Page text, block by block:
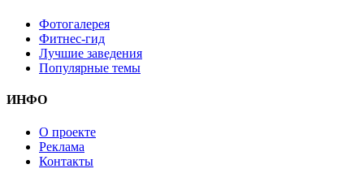
Фотогалерея
Фитнес-гид
Лучшие заведения
Популярные темы
ИНФО
О проекте
Реклама
Контакты